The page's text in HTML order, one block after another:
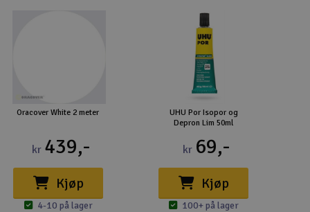
Oracover White 2 meter
kr 439,-
Kjøp
4-10 på lager
UHU Por Isopor og
Depron Lim 50ml
kr 69,-
Kjøp
100+ på lager